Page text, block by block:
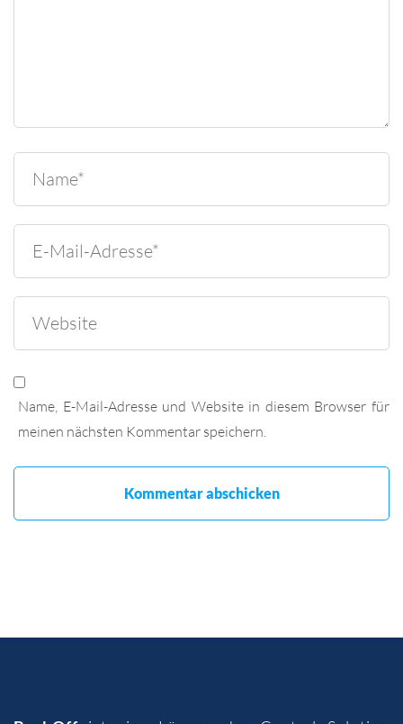
Name, E-Mail-Adresse und Website in diesem Browser für
meinen nächsten Kommentar speichern.